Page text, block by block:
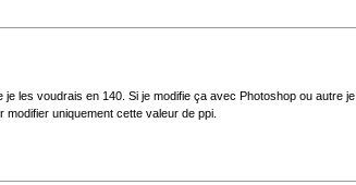
les voudrais en 140. Si je modifie ça avec Photoshop ou autre je
uniquement cette valeur de ppi.